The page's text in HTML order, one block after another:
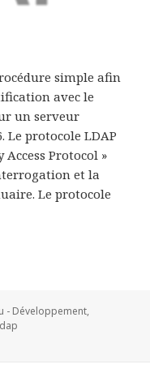
simple afin
avec le
un serveur
Le protocole LDAP
Protocol »
et la
Le protocole
LDAP sur
- Développement,